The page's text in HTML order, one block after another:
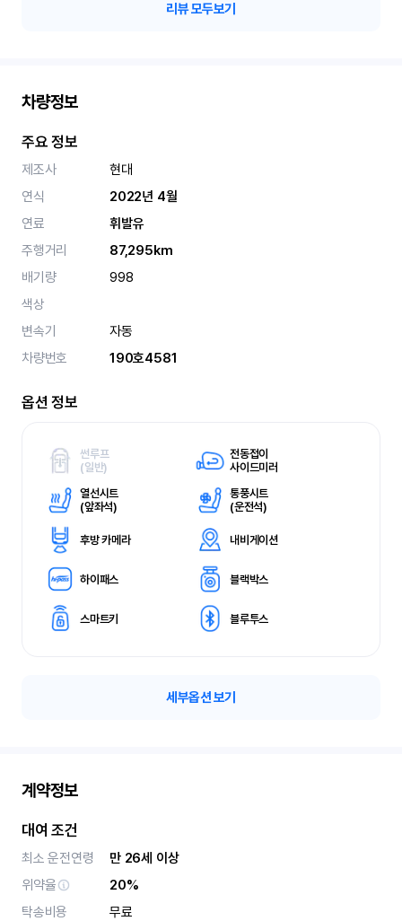
리뷰 모두보기
차량정보
주요 정보
제조사
현대
연식
2022년 4월
연료
휘발유
주행거리
87,295km
배기량
998
색상
변속기
자동
차량번호
190호4581
옵션 정보
썬루프
(일반)
전동접이
사이드미러
열선시트
(앞좌석)
통풍시트
(운전석)
후방 카메라 내비게이션
하이패스 블랙박스
스마트키 블루투스
세부옵션 보기
계약정보
대여 조건
최소 운전연령
만 26세 이상
위약율
20%
탁송비용
무료